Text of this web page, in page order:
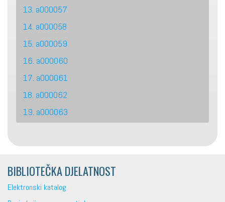
13. a000057
14. a000058
15. a000059
16. a000060
17. a000061
18. a000062
19. a000063
BIBLIOTEČKA DJELATNOST
Elektronski katalog